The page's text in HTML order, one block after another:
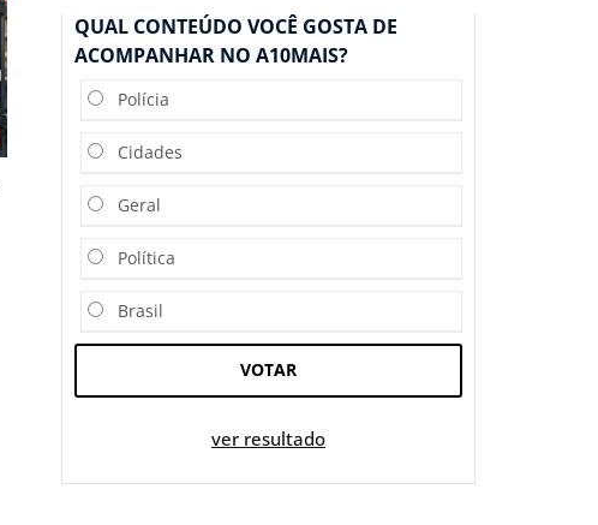
QUAL CONTEÚDO VOCÊ GOSTA DE
ACOMPANHAR NO A10MAIS?
Polícia
Cidades
Geral
Política
Brasil
VOTAR
ver resultado